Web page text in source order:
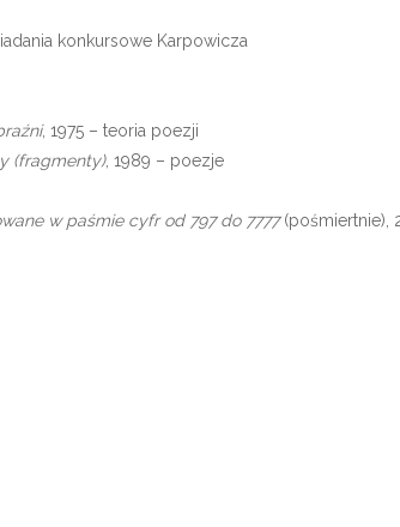
konkursowe Karpowicza
, 1975 – teoria poezji
(fragmenty), 1989 – poezje
w paśmie cyfr od 797 do 7777(pośmiertnie),